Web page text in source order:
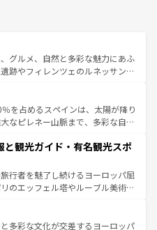
グルメ、自然と多彩な魅力にあふ
跡やフィレンツェのルネッサンス
い田園風景やアマルフィ海岸の絶
せない。観光の合間には、本場の
のイタリア料理を堪能することも
、忘れられない旅をしてみよう！
報は
を占めるスペインは、太陽が降り
なピレネー山脈まで、多彩な自然
、情熱的なフラメンコ、熱気あふ
いタパスが生活の一部となってい
練された雰囲気や、バルセロナの
、地方では古代ローマ遺跡や中世
や気候が異なるスペインはその個
性で訪れる人を魅了する。 なお、新着のスペイン情報は コ
と観光ガイド・有名観光スポ
行者を魅了し続けるヨーロッパ屈
のエッフェル塔やルーブル美術館
ている。華麗な宮殿、歴史的な大
して豊かな自然が、訪れる者を心
多彩な文化が交差するヨーロッパ